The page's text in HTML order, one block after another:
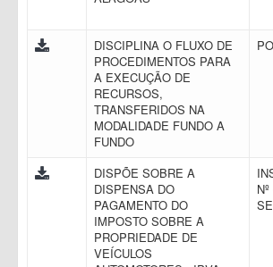
DISCIPLINA O FLUXO DE
PROCEDIMENTOS PARA
A EXECUÇÃO DE
RECURSOS,
TRANSFERIDOS NA
MODALIDADE FUNDO A
FUNDO
DISPÕE SOBRE A
DISPENSA DO
PAGAMENTO DO
IMPOSTO SOBRE A
PROPRIEDADE DE
VEÍCULOS